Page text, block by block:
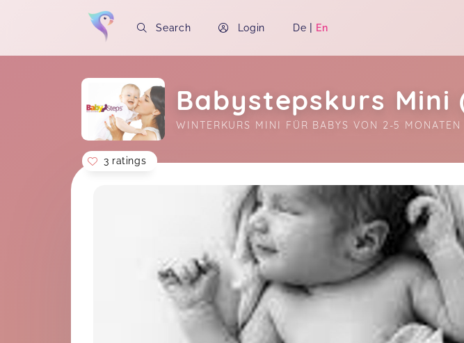
Search Login De | En
Babystepskurs
WINTERKURS MINI FÜR BABYS VON 2-5 MONATEN
Soon you will learn more about me here...
3 ratings